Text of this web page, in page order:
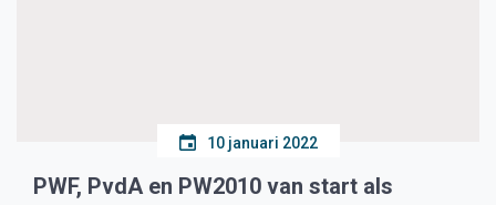
10 januari 2022
PWF, PvdA en PW2010 van start als